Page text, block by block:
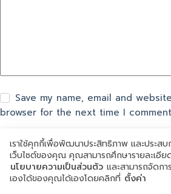
Save my name, email and
browser for the next time I
แสดงความเห็น
เราใช้คุกกี้เพื่อพัฒนาประสิทธิภาพ และประส
เว็บไซต์ของคุณ คุณสามารถศึกษารายละเอีย
นโยบายความเป็นส่วนตัว และสามารถจัดก
เองได้ของคุณได้เองโดยคลิกที่ ตั้งค่า